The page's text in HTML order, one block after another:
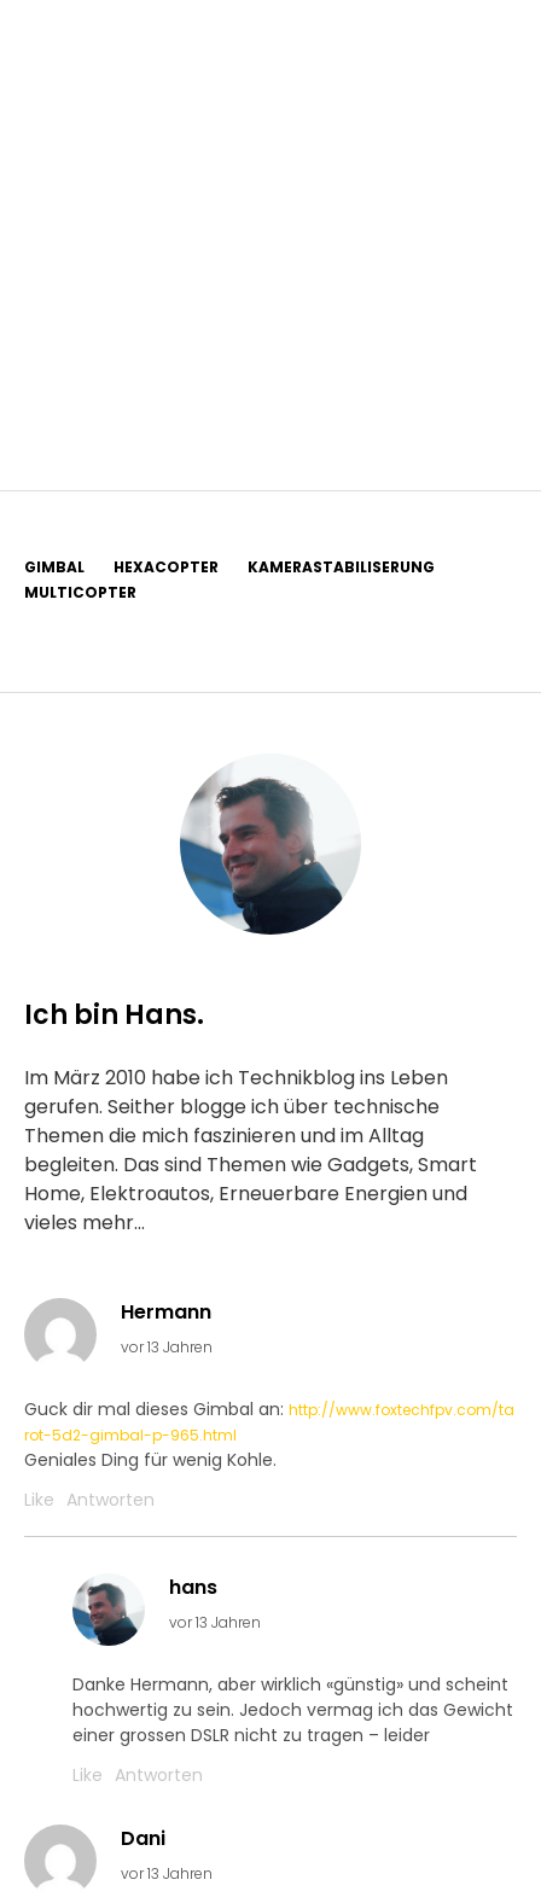
GIMBAL HEXACOPTER
KAMERASTABILISERUNG
MULTICOPTER
Ich bin Hans.
Im März 2010 habe ich Technikblog ins Leben
gerufen. Seither blogge ich über technische
Themen die mich faszinieren und im Alltag
begleiten. Das sind Themen wie Gadgets, Smart
Home, Elektroautos, Erneuerbare Energien und
vieles mehr...
Hermann
vor 13 Jahren
Guck dir mal dieses Gimbal an: http://www.foxtechfpv.com/ta
rot-5d2-gimbal-p-965.html
Geniales Ding für wenig Kohle.
Like Antworten
hans
vor 13 Jahren
Danke Hermann, aber wirklich «günstig» und scheint
hochwertig zu sein. Jedoch vermag ich das Gewicht
einer grossen DSLR nicht zu tragen – leider
Like Antworten
Dani
vor 13 Jahren